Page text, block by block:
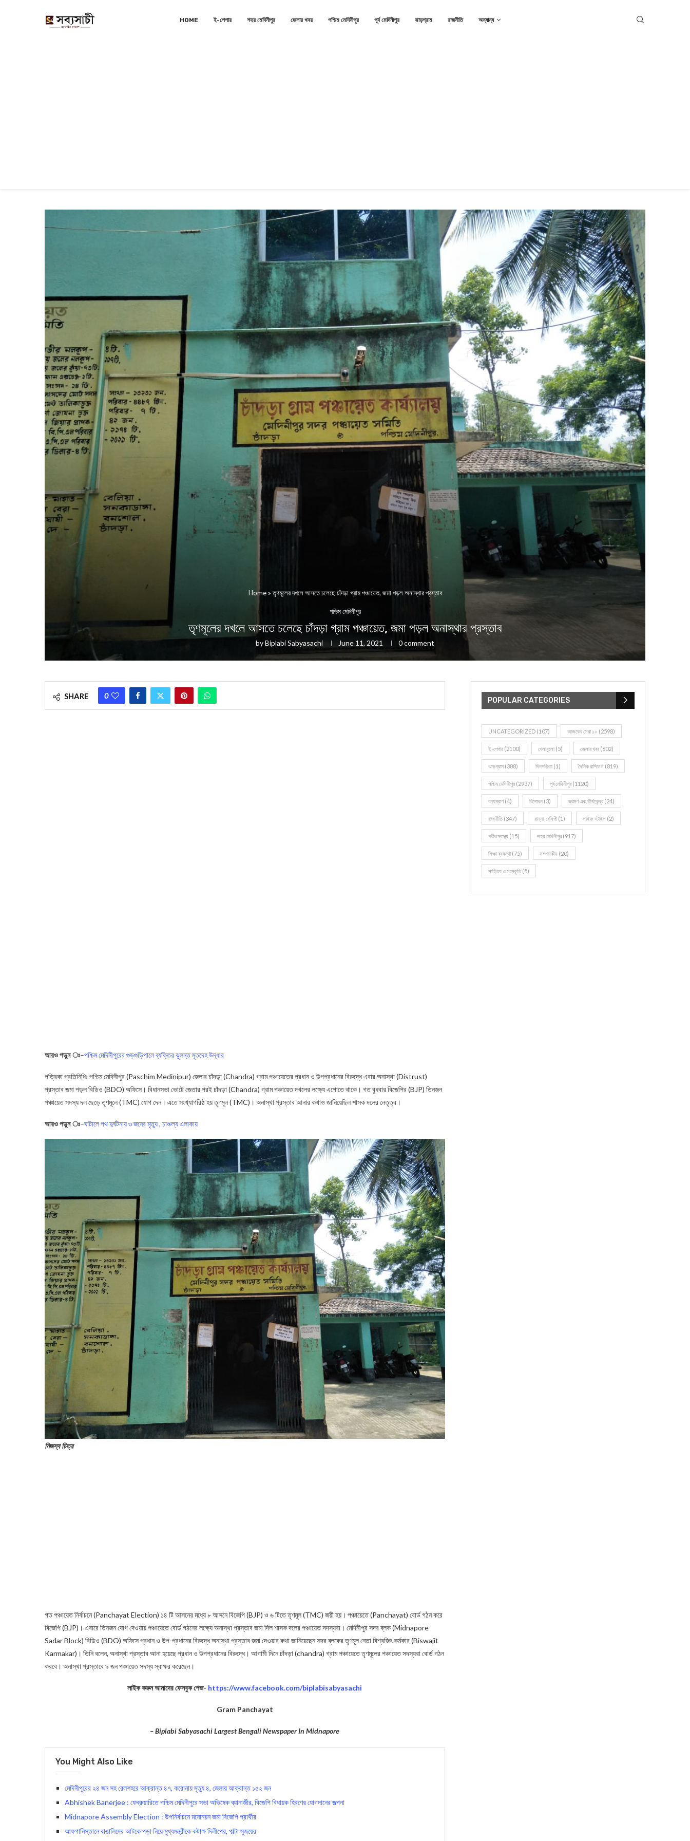
HOME ই-পেপার শহর মেদিনীপুর জেলার খবর পশ্চিম মেদিনীপুর পূর্ব মেদিনীপুর ঝাড়গ্রাম রাজনীতি অন্যান্য
Home»তৃণমূলের দখলে আসতে চলেছে চাঁদড়া গ্রাম পঞ্চায়েত, জমা পড়ল অনাস্থার প্রস্তাব
পশ্চিম মেদিনীপুর
তৃণমূলের দখলে আসতে চলেছে চাঁদড়া গ্রাম পঞ্চায়েত, জমা পড়ল অনাস্থার প্রস্তাব
byBiplabi Sabyasachi June 11, 2021 0 comment
SHARE 0
আরও পড়ুন ঃ–পশ্চিম মেদিনীপুরের গুড়গুড়িপালে ব্যক্তির ঝুলন্ত মৃতদেহ উদ্ধার
পত্রিকা প্রতিনিধিঃ পশ্চিম মেদিনীপুর (Paschim Medinipur) জেলার চাঁদড়া (Chandra) গ্রাম পঞ্চায়েতের প্রধান ও উপপ্রধানের বিরুদ্ধে এবার অনাস্থা (Distrust)
প্রস্তাব জমা পড়ল বিডিও (BDO) অফিসে। বিধানসভা ভোটে জেতার পরই চাঁদড়া (Chandra) গ্রাম পঞ্চায়েত দখলের লক্ষ্যে এগোতে থাকে। গত বুধবার বিজেপির (BJP) তিনজন
পঞ্চায়েত সদস্য দল ছেড়ে তৃণমূলে (TMC) যোগ দেন। এতে সংখ্যাগরিষ্ঠ হয় তৃণমূল (TMC)। অনাস্থা প্রস্তাব আনার কথাও জানিয়েছিল শাসক দলের নেতৃত্ব।
আরও পড়ুন ঃ–ঘাটালে পথ দুর্ঘটনায় ৩ জনের মৃত্যু , চাঞ্চল্য এলাকায়
নিজস্ব চিত্র
গত পঞ্চায়েত নির্বাচনে (Panchayat Election) ১৪ টি আসনের মধ্যে ৮ আসনে বিজেপি (BJP) ও ৬ টিতে তৃণমূল (TMC) জয়ী হয়। পঞ্চায়েতে (Panchayat) বোর্ড গঠন করে
বিজেপি (BJP)। এবারে তিনজন যোগ দেওয়ায় পঞ্চায়েতে বোর্ড গঠনের লক্ষ্যে অনাস্থা প্রস্তাব জমা দিল শাসক দলের পঞ্চায়েত সদস্যরা। মেদিনীপুর সদর ব্লক (Midnapore
Sadar Block) বিডিও (BDO) অফিসে প্রধান ও উপ-প্রধানের বিরুদ্ধে অনাস্থা প্রস্তাব জমা দেওয়ার কথা জানিয়েছেন সদর ব্লকের তৃণমূল নেতা বিশ্বজিৎ কর্মকার (Biswajit
Karmakar)। তিনি বলেন, অনাস্থা প্রস্তাব আনা হয়েছে প্রধান ও উপপ্রধানের বিরুদ্ধে। আগামী দিনে চাঁদড়া (chandra) গ্রাম পঞ্চায়েতে তৃণমূলের পঞ্চায়েত সদস্যরা বোর্ড গঠন
করবে। অনাস্থা প্রস্তাবে ৯ জন পঞ্চায়েত সদস্য স্বাক্ষর করেছেন।
লাইক করুন আমাদের ফেসবুক পেজ- https://www.facebook.com/biplabisabyasachi
Gram Panchayat
– Biplabi Sabyasachi Largest Bengali Newspaper In Midnapore
You Might Also Like
মেদিনীপুরের ২৪ জন সহ রেলশহরে আক্রান্ত ৪৭, করোনায় মৃত্যু ৪, জেলায় আক্রান্ত ১৫২ জন
Abhishek Banerjee : ফেব্রুয়ারিতে পশ্চিম মেদিনীপুরে সভা অভিষেক ব্যানার্জীর, বিজেপি বিধায়ক হিরণের যোগদানের জল্পনা
Midnapore Assembly Election : উপনির্বাচনে মনোনয়ন জমা বিজেপি প্রার্থীর
আফগানিস্তানে বাঙালিদের আটকে পড়া নিয়ে মুখ্যমন্ত্রীকে কটাক্ষ দিলীপের, পাল্টা সুজয়ের
POPULAR CATEGORIES
UNCATEGORIZED (107) আজকের সেরা ১০ (2598)
ই-পেপার (2100) খেলাধূলো (5) জেলার খবর (602)
ঝাড়গ্রাম (388) দিনপঞ্জিকা (1) দৈনিক রাশিফল (819)
পশ্চিম মেদিনীপুর (2937) পূর্ব মেদিনীপুর (1120)
বন্যপ্রাণ (4) বিনোদন (3) ভ্রমণ এবং তীর্থকেন্দ্র (24)
রাজনীতি(347) রান্না-রেসিপী (1) লাইফ স্টাইল (2)
শরীর স্বাস্থ্য (15) শহর মেদিনীপুর (917)
শিক্ষা ব্যবস্থা (75) সম্পাদকীয় (20)
সাহিত্য ও সংস্কৃতি(5)